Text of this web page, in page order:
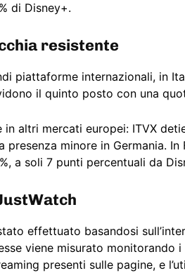
di Disney+.
resistente
piattaforme internazionali, in
il quinto posto con una
altri mercati europei: ITVX
minore in Germania. In
a soli 7 punti percentuali da
effettuato basandosi
viene misurato
presenti sulle pagine, e